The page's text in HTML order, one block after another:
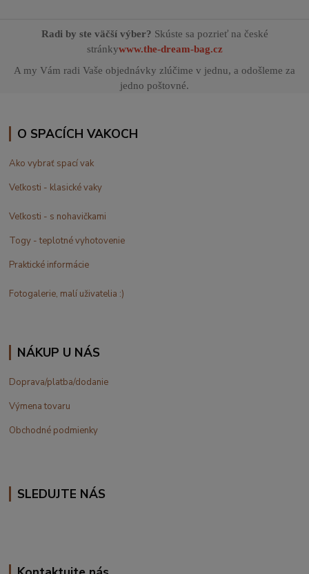
Radi by ste väčší výber? Skúste sa pozrieť na české
stránkywww.the-dream-bag.cz
A my Vám radi Vaše objednávky zlúčime v jednu, a odošleme za
jedno poštovné.
O SPACÍCH VAKOCH
Ako vybrať spací vak
Veľkosti - klasické vaky
Veľkosti - s nohavičkami
Togy - teplotné vyhotovenie
Praktické informácie
Fotogalerie, malí uživatelia :)
NÁKUP U NÁS
Doprava/platba/dodanie
Výmena tovaru
Obchodné podmienky
SLEDUJTE NÁS